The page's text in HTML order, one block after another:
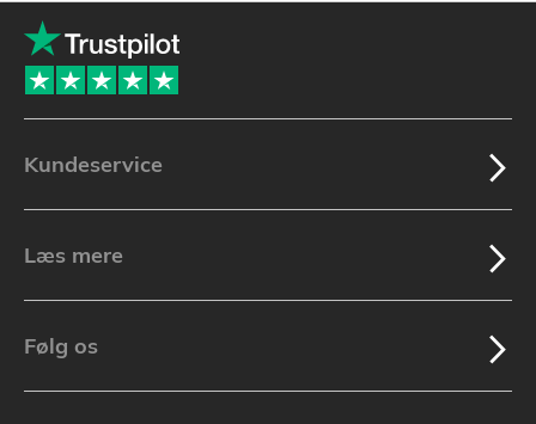
Kundeservice
Læs mere
Følg os